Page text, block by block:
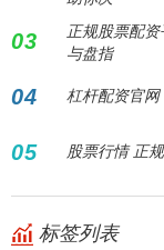
03
正规股票配
与盘指
04 杠杆配资官
05 股票
标签列表